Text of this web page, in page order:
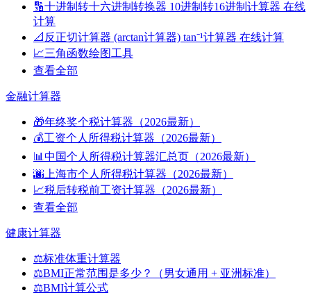
🔢十进制转十六进制转换器 10进制转16进制计算器 在线
计算
📐 反正切计算器 (arctan计算器) tan⁻¹计算器 在线计算
📈三角函数绘图工具
查看全部
金融计算器
🎁年终奖个税计算器（2026最新）
💰工资个人所得税计算器（2026最新）
📊 中国个人所得税计算器汇总页（2026最新）
🌆 上海市个人所得税计算器（2026最新）
📈税后转税前工资计算器（2026最新）
查看全部
健康计算器
⚖️标准体重计算器
⚖️BMI正常范围是多少？（男女通用 + 亚洲标准）
⚖️BMI计算公式